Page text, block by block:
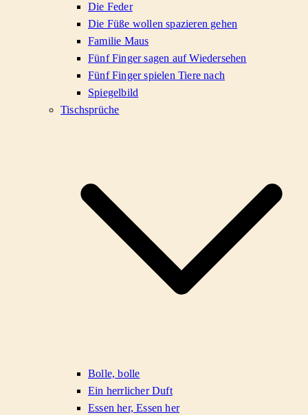
Die Feder
Die Füße wollen spazieren gehen
Familie Maus
Fünf Finger sagen auf Wiedersehen
Fünf Finger spielen Tiere nach
Spiegelbild
Tischsprüche
Bolle, bolle
Ein herrlicher Duft
Essen her, Essen her